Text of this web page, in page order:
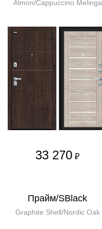
Almon/Cappuccino Melinga
33 270 ₽
Прайм/SBlack
Graphite Shell/Nordic Oak